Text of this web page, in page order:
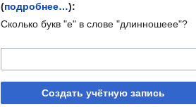
(подробнее…):
Сколько букв "е" в слове "длинношеее"?
Создать учётную запись